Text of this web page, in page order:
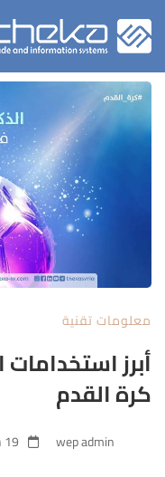
معلومات تقنية
أبرز
كرة القدم